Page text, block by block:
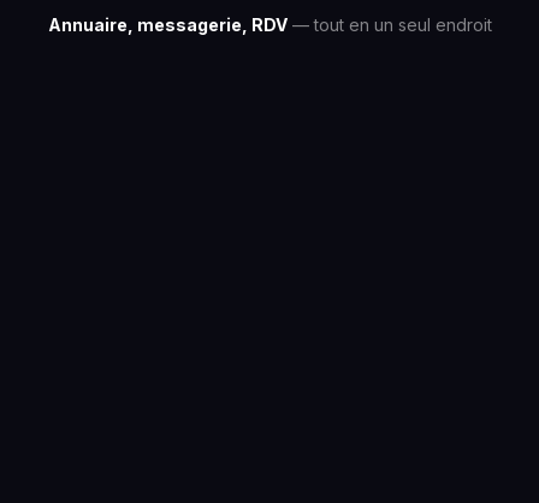
Annuaire, messagerie, RDV— tout en un seul endroit